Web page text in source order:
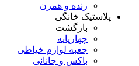
رنده و همزن
پلاستیک خانگی
بازگشت
چهارپایه
جعبه لوازم خیاطی
باکس و جانانی